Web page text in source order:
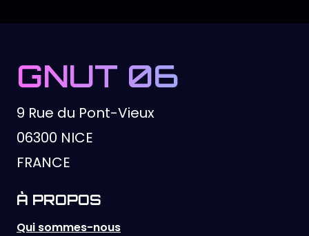
GNUT 06
9 Rue du Pont-Vieux
06300 NICE
FRANCE
À PROPOS
Qui sommes-nous